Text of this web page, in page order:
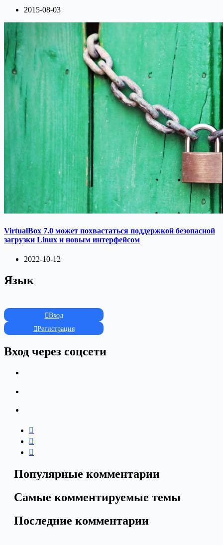
2015-08-03
VirtualBox 7.0 может похвастаться поддержкой безопасной
загрузки Linux и новым интерфейсом
2022-10-12
Язык
Вход
Регистрация
Вход через соцсети
Популярные комментарии
Самые комментируемые темы
Последние комментарии